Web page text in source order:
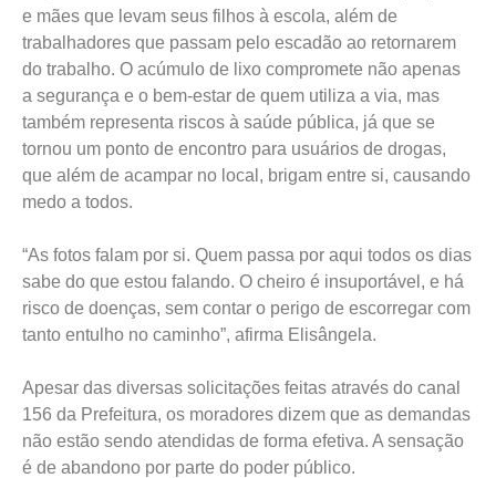
e mães que levam seus filhos à escola, além de
trabalhadores que passam pelo escadão ao retornarem
do trabalho. O acúmulo de lixo compromete não apenas
a segurança e o bem-estar de quem utiliza a via, mas
também representa riscos à saúde pública, já que se
tornou um ponto de encontro para usuários de drogas,
que além de acampar no local, brigam entre si, causando
medo a todos.
“As fotos falam por si. Quem passa por aqui todos os dias
sabe do que estou falando. O cheiro é insuportável, e há
risco de doenças, sem contar o perigo de escorregar com
tanto entulho no caminho”, afirma Elisângela.
Apesar das diversas solicitações feitas através do canal
156 da Prefeitura, os moradores dizem que as demandas
não estão sendo atendidas de forma efetiva. A sensação
é de abandono por parte do poder público.